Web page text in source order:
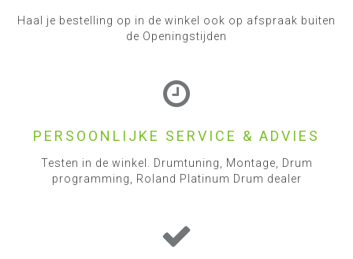
Haal je bestelling op in de winkel ook op afspraak buiten
de Openingstijden
PERSOONLIJKE SERVICE & ADVIES
Testen in de winkel. Drumtuning, Montage, Drum
programming, Roland Platinum Drum dealer